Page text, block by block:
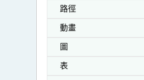
路徑
動畫
圖
表